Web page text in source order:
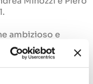
ambizioso e
di Gaia va
di una rivoluzione,
soluzioni di CX